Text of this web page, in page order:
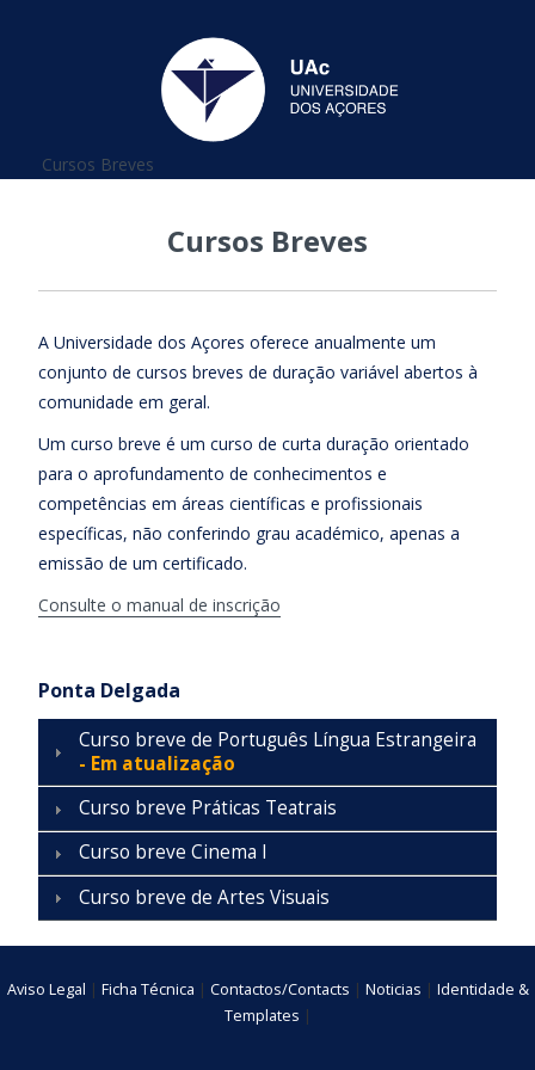
Está aqui
Cursos Breves
Cursos Breves
A Universidade dos Açores oferece anualmente um
conjunto de cursos breves de duração variável abertos à
comunidade em geral.
Um curso breve é um curso de curta duração orientado
para o aprofundamento de conhecimentos e
competências em áreas científicas e profissionais
específicas, não conferindo grau académico, apenas a
emissão de um certificado.
Consulte o manual de inscrição
Ponta Delgada
Curso breve de Português Língua Estrangeira
- Em atualização
Curso breve Práticas Teatrais
Curso breve Cinema I
Curso breve de Artes Visuais
Aviso Legal | Ficha Técnica | Contactos/Contacts | Noticias | Identidade &
Templates |